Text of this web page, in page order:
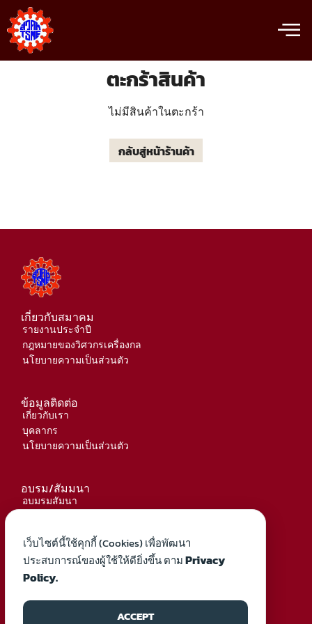
ตะกร้าสินค้า
ไม่มีสินค้าในตะกร้า
กลับสู่หน้าร้านค้า
เกี่ยวกับสมาคม
รายงานประจำปี
กฎหมายของวิศวกรเครื่องกล
นโยบายความเป็นส่วนตัว
ข้อมูลติดต่อ
เกี่ยวกับเรา
บุคลากร
นโยบายความเป็นส่วนตัว
อบรม/สัมมนา
อบมรมสัมนา
ติดต่อสอบถาม
สมาคมวิศวกรเครื่องกลไทย (TSME)
thailand.tsme@gmail.com
เว็บไซต์นี้ใช้คุกกี้ (Cookies) เพื่อพัฒนา
ประสบการณ์ของผู้ใช้ให้ดียิ่งขึ้น ตามPrivacy
Policy.
ACCEPT